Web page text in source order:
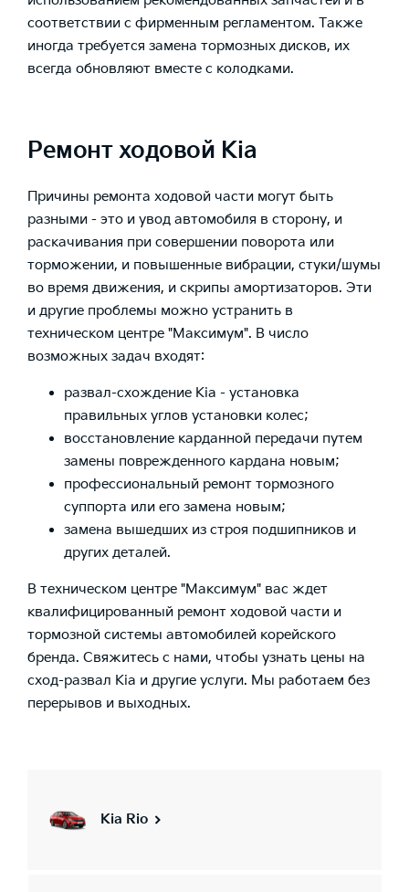
соответствии с фирменным регламентом. Также
иногда требуется замена тормозных дисков, их
всегда обновляют вместе с колодками.
Ремонт ходовой Kia
Причины ремонта ходовой части могут быть
разными - это и увод автомобиля в сторону, и
раскачивания при совершении поворота или
торможении, и повышенные вибрации, стуки/шумы
во время движения, и скрипы амортизаторов. Эти
и другие проблемы можно устранить в
техническом центре "Максимум". В число
возможных задач входят:
развал-схождение Kia - установка
правильных углов установки колес;
восстановление карданной передачи путем
замены поврежденного кардана новым;
профессиональный ремонт тормозного
суппорта или его замена новым;
замена вышедших из строя подшипников и
других деталей.
В техническом центре "Максимум" вас ждет
квалифицированный ремонт ходовой части и
тормозной системы автомобилей корейского
бренда. Свяжитесь с нами, чтобы узнать цены на
сход-развал Kia и другие услуги. Мы работаем без
перерывов и выходных.
Kia Rio